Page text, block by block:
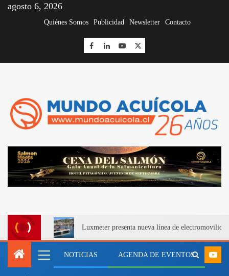
agosto 6, 2026
Quiénes Somos Publicidad Newsletter Contacto
Luxmeter presenta nueva línea de
NOTICIAS AGENDA DE EVENTOS